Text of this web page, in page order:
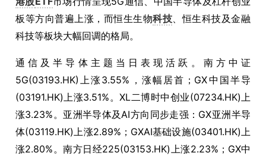
板等方向普遍上涨，而恒生生物科技、恒生科技及金融
科技等板块大幅回调的格局。
通信及半导体主题当日表现活跃。南方中证
5G(03193.HK)上涨3.55%，涨幅居首；GX中国半导
(03191.HK)上涨3.51%。XL二博时中创业(07234.HK)上
涨3.23%。亚洲半导体及AI方向同步走强：GX亚洲半导
体(03119.HK)上涨2.89%；GXAI基础设施(03401.HK)上
涨2.80%。南方日经225(03153.HK)上涨2.23%；GX中